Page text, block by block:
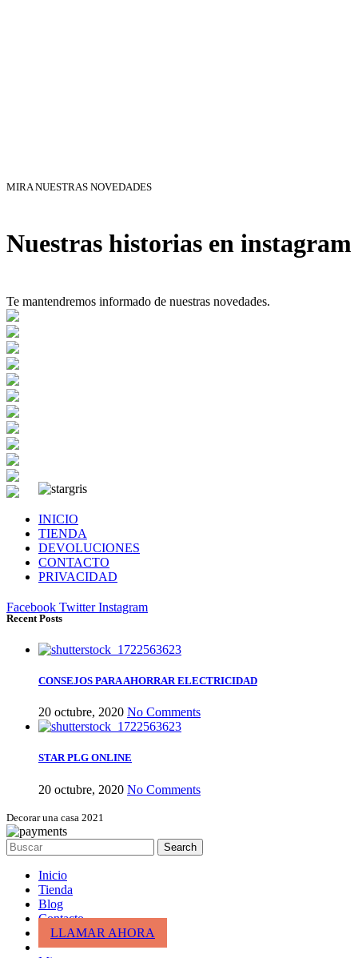
MIRA NUESTRAS NOVEDADES
Nuestras historias en instagram
Te mantendremos informado de nuestras novedades.
INICIO
TIENDA
DEVOLUCIONES
CONTACTO
PRIVACIDAD
Facebook Twitter Instagram
Recent Posts
CONSEJOS PARA AHORRAR ELECTRICIDAD
20 octubre, 2020 No Comments
STAR PLG ONLINE
20 octubre, 2020 No Comments
Decorar una casa 2021
Search
Inicio
Tienda
Blog
Contacto
LLAMAR AHORA